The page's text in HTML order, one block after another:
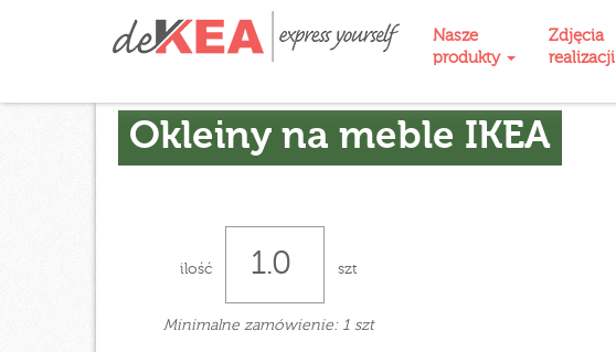
Nasze
produkty
Zdjęcia
realizacji
Okleiny na meble IKEA
ilość szt
Minimalne zamówienie: 1 szt